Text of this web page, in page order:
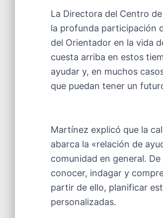
La Directora del Centro
la profunda participación
del Orientador en la vida
cuesta arriba en estos
ayudar y, en muchos
que puedan tener un
Martínez explicó que la
abarca la «relación de
comunidad en general.
conocer, indagar y
partir de ello, planificar
personalizadas.